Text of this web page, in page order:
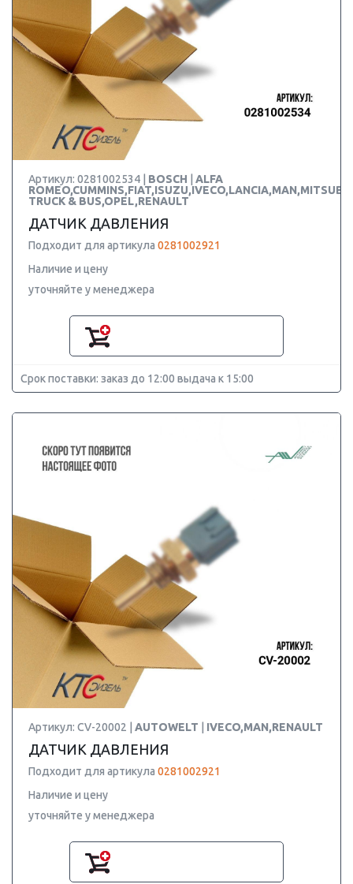
Артикул: 0281002534 | BOSCH
ALFA
TRUCK & BUS,OPEL,RENAULT
ДАТЧИК ДАВЛЕНИЯ
Подходит для артикула 0281002921
Наличие и цену
уточняйте у менеджера
Срок поставки: заказ до 12:00 выдача к 15:00
Артикул: CV-20002 | AUTOWELT IVECO,MAN,RENAULT
ДАТЧИК ДАВЛЕНИЯ
Подходит для артикула 0281002921
Наличие и цену
уточняйте у менеджера